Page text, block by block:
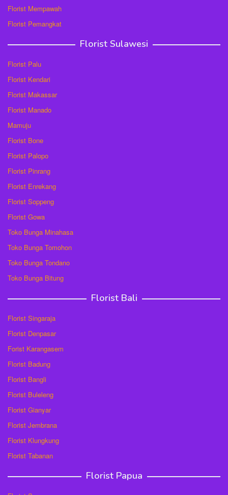
Florist Mempawah
Florist Pemangkat
Florist Sulawesi
Florist Palu
Florist Kendari
Florist Makassar
Florist Manado
Mamuju
Florist Bone
Florist Palopo
Florist Pinrang
Florist Enrekang
Florist Soppeng
Florist Gowa
Toko Bunga Minahasa
Toko Bunga Tomohon
Toko Bunga Tondano
Toko Bunga Bitung
Florist Bali
Florist Singaraja
Florist Denpasar
Forist Karangasem
Florist Badung
Florist Bangli
Florist Buleleng
Florist Gianyar
Florist Jembrana
Florist Klungkung
Florist Tabanan
Florist Papua